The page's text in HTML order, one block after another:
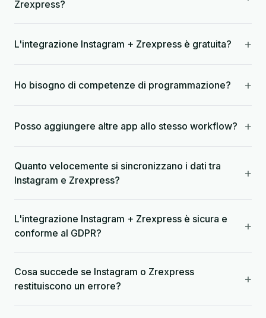
Zrexpress?
L'integrazione Instagram + Zrexpress è gratuita? +
Ho bisogno di competenze di programmazione? +
Posso aggiungere altre app allo stesso workflow? +
Quanto velocemente si sincronizzano i dati tra
Instagram e Zrexpress?
+
L'integrazione Instagram + Zrexpress è sicura e
conforme al GDPR?
+
Cosa succede se Instagram o Zrexpress
restituiscono un errore?
+